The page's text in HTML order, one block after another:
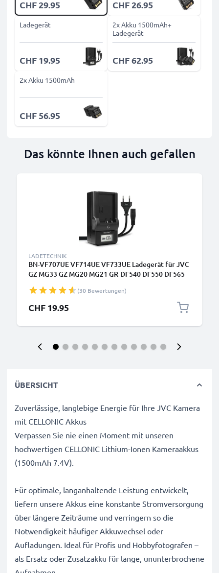
CHF 29.95 CHF 26.95
Ladegerät
CHF 19.95
2x Akku 1500mAh+
Ladegerät
CHF 62.95
2x Akku 1500mAh
CHF 56.95
Das könnte Ihnen auch gefallen
LADETECHNIK
BN-VF707UE VF714UE VF733UE Ladegerät für JVC
GZ-MG33 GZ-MG20 MG21 GR-DF540 DF550 DF565
(30 Bewertungen)
CHF 19.95
ÜBERSICHT
Zuverlässige, langlebige Energie für Ihre JVC Kamera
mit CELLONIC Akkus
Verpassen Sie nie einen Moment mit unseren
hochwertigen CELLONIC Lithium-Ionen Kameraakkus
(1500mAh 7.4V).
Für optimale, langanhaltende Leistung entwickelt,
liefern unsere Akkus eine konstante Stromversorgung
über längere Zeiträume und verringern so die
Notwendigkeit häufiger Akkuwechsel oder
Aufladungen. Ideal für Profis und Hobbyfotografen –
als Ersatz oder Zusatzakku für lange, ununterbrochene